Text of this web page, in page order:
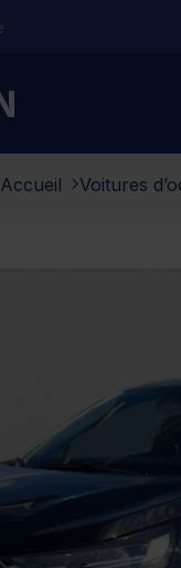
Distinxion
Accueil Voitures